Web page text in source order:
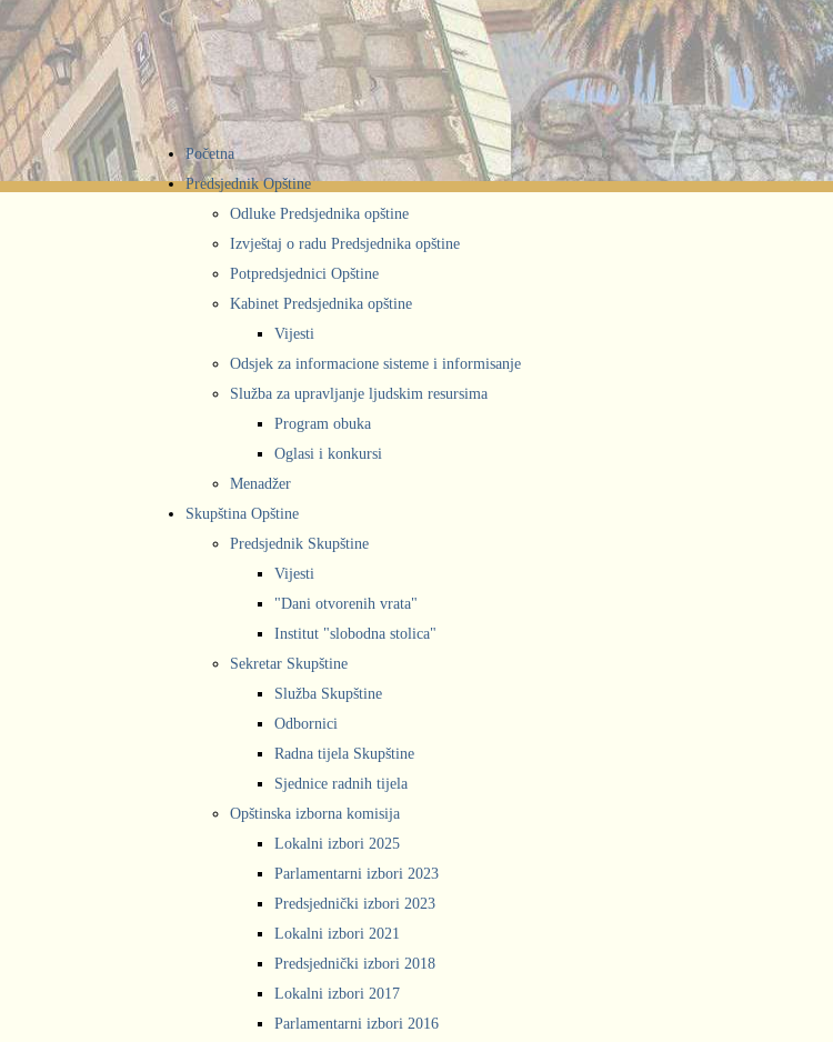
Početna
Predsjednik Opštine
Odluke Predsjednika opštine
Izvještaj o radu Predsjednika opštine
Potpredsjednici Opštine
Kabinet Predsjednika opštine
Vijesti
Odsjek za informacione sisteme i informisanje
Služba za upravljanje ljudskim resursima
Program obuka
Oglasi i konkursi
Menadžer
Skupština Opštine
Predsjednik Skupštine
Vijesti
"Dani otvorenih vrata"
Institut "slobodna stolica"
Sekretar Skupštine
Služba Skupštine
Odbornici
Radna tijela Skupštine
Sjednice radnih tijela
Opštinska izborna komisija
Lokalni izbori 2025
Parlamentarni izbori 2023
Predsjednički izbori 2023
Lokalni izbori 2021
Predsjednički izbori 2018
Lokalni izbori 2017
Parlamentarni izbori 2016